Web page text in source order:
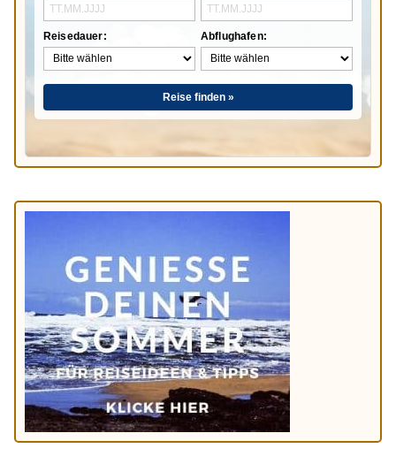
Reisedauer: Abflughafen:
Reise finden »